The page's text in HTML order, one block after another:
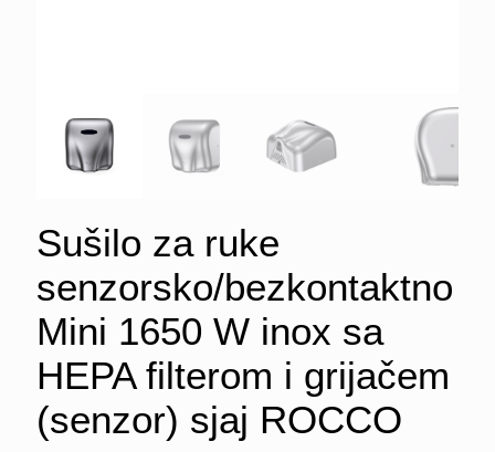
Sušilo za ruke
senzorsko/bezkontaktno
Mini 1650 W inox sa
HEPA filterom i grijačem
(senzor) sjaj ROCCO